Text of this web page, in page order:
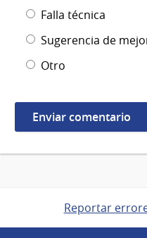
Falla técnica
Sugerencia de
Otro
Reportar